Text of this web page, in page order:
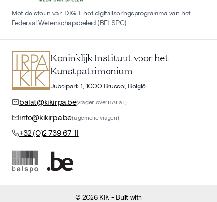
Met de steun van DIGIT, het digitaliseringsprogramma van het
Federaal Wetenschapsbeleid (BELSPO)
Koninklijk Instituut voor het
Kunstpatrimonium
Jubelpark 1, 1000 Brussel, België
balat@kikirpa.be(vragen over BALaT)
info@kikirpa.be(algemene vragen)
+32 (0)2 739 67 11
©2026 KIK - Built with